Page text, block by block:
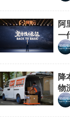
阿
一
降
物